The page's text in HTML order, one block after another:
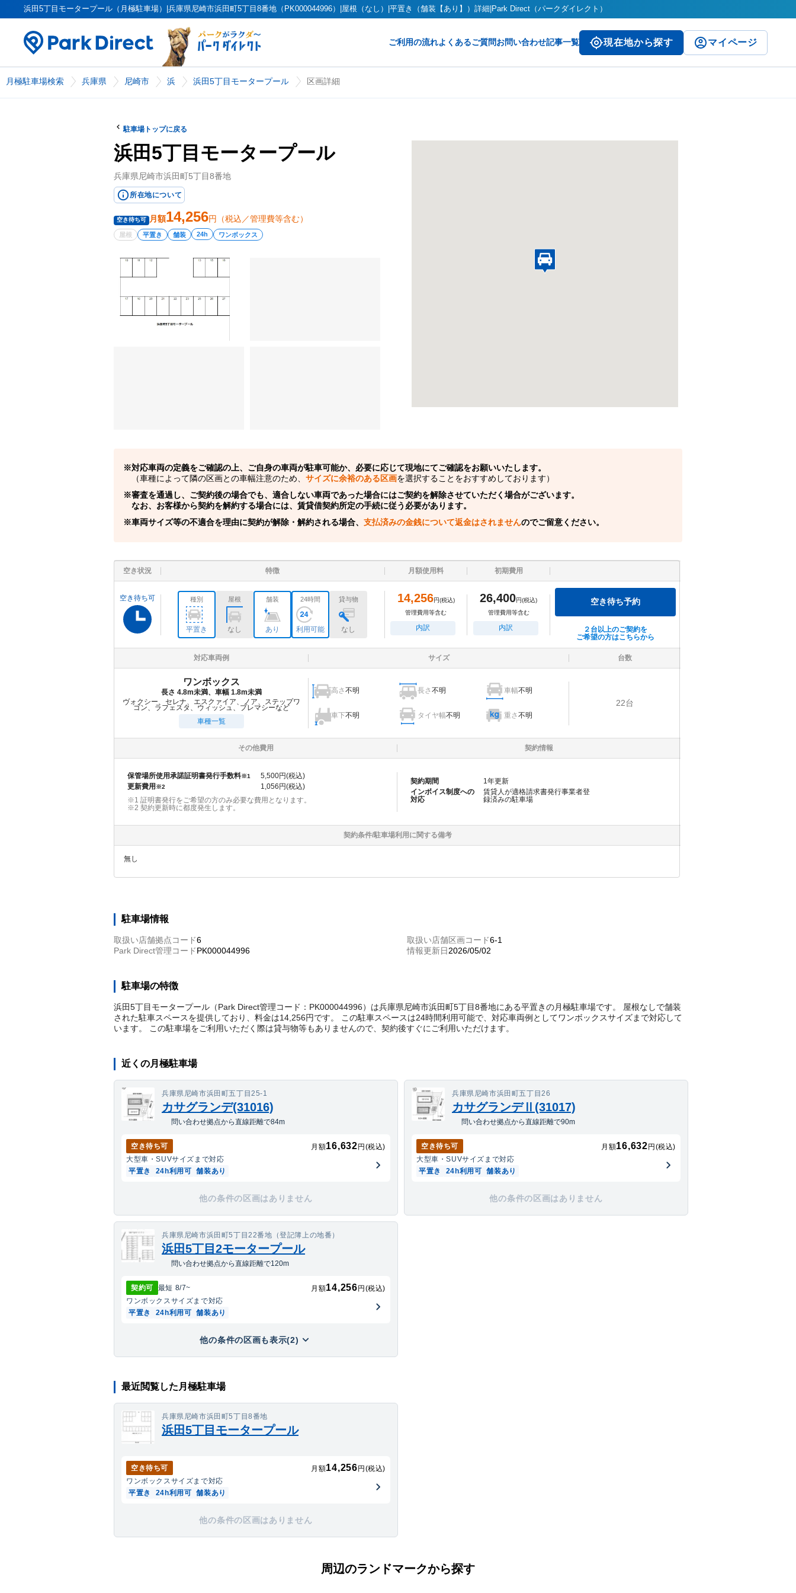
浜田5丁目モータープール（月極駐車場）|兵庫県尼崎市浜田町5丁目8番地（PK000044996）|屋根（なし）|平置き（舗装【あり】）詳細|Park Direct（パークダイレクト）
ご利用の流れよくあるご質問お問い合わせ記事一覧 現在地から探す マイページ
月極駐車場検索 兵庫県 尼崎市 浜 浜田5丁目モータープール 区画詳細
駐車場トップに戻る
浜田5丁目モータープール
兵庫県尼崎市浜田町5丁目8番地
所在地について
空き待ち可 月額14,256円（税込／管理費等含む）
屋根 平置き 舗装 24h ワンボックス
対応車両の定義をご確認の上、ご自身の車両が駐車可能か、必要に応じて現地にてご確認をお願いいたします。
（車種によって隣の区画との車幅注意のため、 サイズに余裕のある区画を選択することをおすすめしております）
審査を通過し、ご契約後の場合でも、適合しない車両であった場合にはご契約を解除させていただく場合がございます。
なお、お客様から契約を解約する場合には、賃貸借契約所定の手続に従う必要があります。
車両サイズ等の不適合を理由に契約が解除・解約される場合、 支払済みの金銭について返金はされませんのでご留意ください。
空き状況 特徴 月額使用料 初期費用
空き待ち可 種別
平置き
屋根
なし
舗装
あり
24時間
利用可能
貸与物
なし
14,256円(税込)
管理費用等含む
内訳
26,400円(税込)
管理費用等含む
内訳
空き待ち予約
２台以上のご契約を
ご希望の方はこちらから
対応車両例 サイズ 台数
ワンボックス
長さ 4.8m未満、車幅 1.8m未満
ヴォクシー、セレナ、エスクァイア、ノア、ステップワ
ゴン、ラフェスタ、ウィッシュ、プレマシーなど
車種一覧
高さ不明 長さ不明 車幅不明
車下不明 タイヤ幅不明 重さ不明
22台
その他費用 契約情報
保管場所使用承諾証明書発行手数料※1 5,500円(税込)
更新費用※2 1,056円(税込)
※1 証明書発行をご希望の方のみ必要な費用となります。
※2 契約更新時に都度発生します。
契約期間 1年更新
インボイス制度への
対応
賃貸人が適格請求書発行事業者登
録済みの駐車場
契約条件/駐車場利用に関する備考
無し
駐車場情報
取扱い店舗拠点コード6 取扱い店舗区画コード6-1
Park Direct管理コードPK000044996 情報更新日2026/05/02
駐車場の特徴
浜田5丁目モータープール（Park Direct管理コード：PK000044996）は兵庫県尼崎市浜田町5丁目8番地にある平置きの月極駐車場です。 屋根なしで舗装
された駐車スペースを提供しており、料金は14,256円です。 この駐車スペースは24時間利用可能で、対応車両例としてワンボックスサイズまで対応して
います。 この駐車場をご利用いただく際は貸与物等もありませんので、契約後すぐにご利用いただけます。
近くの月極駐車場
兵庫県尼崎市浜田町五丁目25-1
カサグランデ(31016)
問い合わせ拠点から直線距離で84m
空き待ち可 月額16,632 円(税込)
大型車・SUVサイズまで対応
平置き
24h利用可 舗装あり
他の条件の区画はありません
兵庫県尼崎市浜田町五丁目26
カサグランデⅡ(31017)
問い合わせ拠点から直線距離で90m
空き待ち可 月額16,632 円(税込)
大型車・SUVサイズまで対応
平置き
24h利用可 舗装あり
他の条件の区画はありません
兵庫県尼崎市浜田町5丁目22番地（登記簿上の地番）
浜田5丁目2モータープール
問い合わせ拠点から直線距離で120m
契約可 最短 8/7~ 月額14,256 円(税込)
ワンボックスサイズまで対応
平置き
24h利用可 舗装あり
他の条件の区画も表示(2)
最近閲覧した月極駐車場
兵庫県尼崎市浜田町5丁目8番地
浜田5丁目モータープール
空き待ち可 月額14,256 円(税込)
ワンボックスサイズまで対応
平置き
24h利用可 舗装あり
他の条件の区画はありません
周辺のランドマークから探す